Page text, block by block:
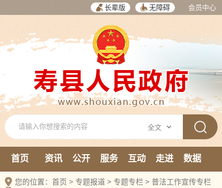
长辈版 无障碍 会员中心
首页 资讯 公开 服务 互动 走进
数据
新媒体
您的位置： 首页 > 专题报道 > 专题专栏 > 普法工作宣传专栏